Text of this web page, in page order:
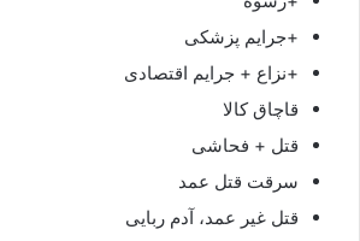
+جرایم پزشکی
+نزاع + جرایم اقتصادی
قاچاق کالا
قتل + فحاشی
سرقت قتل عمد
قتل غیر عمد، آدم ربایی